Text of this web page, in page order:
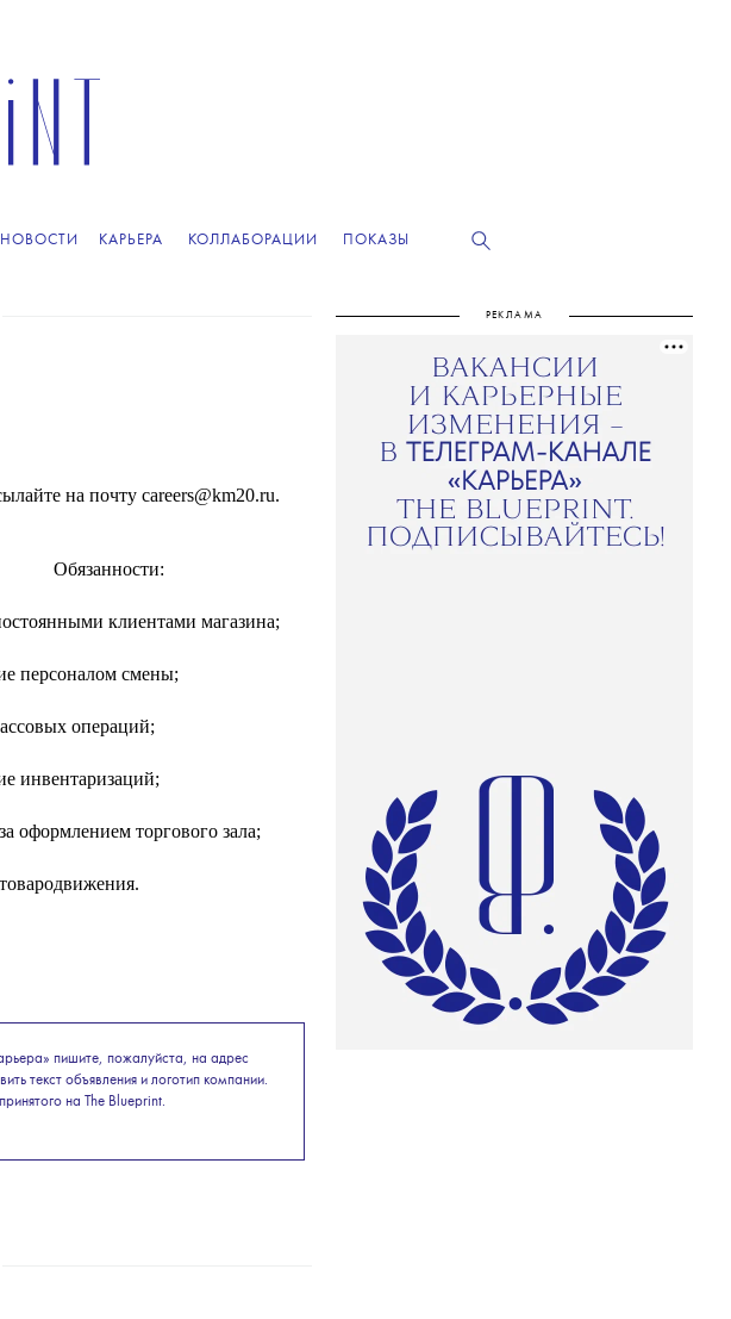
НОВОСТИ КАРЬЕРА КОЛЛАБОРАЦИИ ПОКАЗЫ
РЕКЛАМА
на почту careers@km20.ru.
Обязанности:
клиентами магазина;
персоналом смены;
операций;
инвентаризаций;
оформлением торгового зала;
пишите, пожалуйста, на адрес
текст объявления и логотип компании.
на The Blueprint.